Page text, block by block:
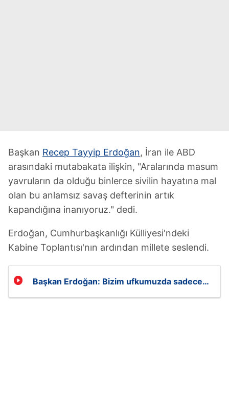
Başkan Recep Tayyip Erdoğan, İran ile ABD
arasındaki mutabakata ilişkin, "Aralarında masum
yavruların da olduğu binlerce sivilin hayatına mal
olan bu anlamsız savaş defterinin artık
kapandığına inanıyoruz." dedi.
Erdoğan, Cumhurbaşkanlığı Külliyesi'ndeki
Kabine Toplantısı'nın ardından millete seslendi.
Başkan Erdoğan: Bizim ufkumuzda sadece